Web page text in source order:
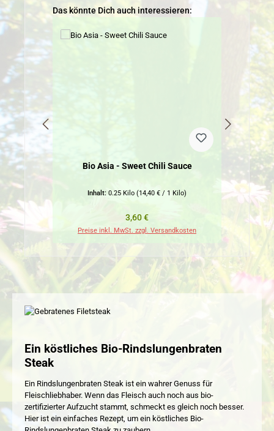
Produktgalerie überspringen
Das könnte Dich auch interessieren:
Bio Asia - Sweet Chili Sauce
Inhalt: 0.25 Kilo (14,40 € / 1 Kilo)
Regulärer Preis:
3,60 €
Preise inkl. MwSt. zzgl. Versandkosten
Ein köstliches Bio-Rindslungenbraten
Steak
Ein Rindslungenbraten Steak ist ein wahrer Genuss für
Fleischliebhaber. Wenn das Fleisch auch noch aus bio-
zertifizierter Aufzucht stammt, schmeckt es gleich noch besser.
Hier ist ein einfaches Rezept, um ein köstliches Bio-